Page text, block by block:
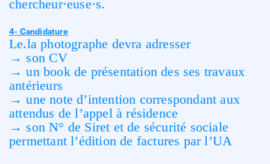
chercheur·euse·s.
4- Candidature
Le.la photographe devra adresser
→ son CV
→ un book de présentation des ses travaux
antérieurs
→ une note d’intention correspondant aux
attendus de l’appel à résidence
→ son N° de Siret et de sécurité sociale
permettant l’édition de factures par l’UA